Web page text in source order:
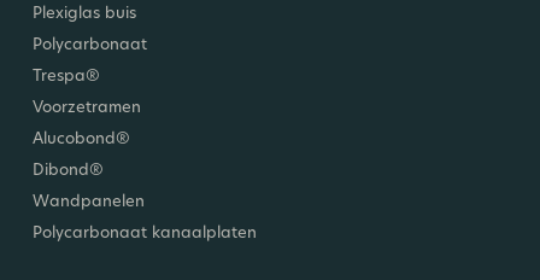
Plexiglas buis
Polycarbonaat
Trespa®
Voorzetramen
Alucobond®
Dibond®
Wandpanelen
Polycarbonaat kanaalplaten